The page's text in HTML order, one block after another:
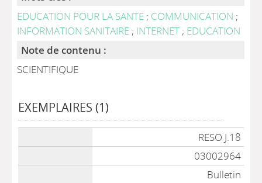
EDUCATION POUR LA SANTE ; COMMUNICATION ;
INFORMATION SANITAIRE ; INTERNET ; EDUCATION
Note de contenu :
SCIENTIFIQUE
EXEMPLAIRES (1)
RESO J.18
03002964
Bulletin